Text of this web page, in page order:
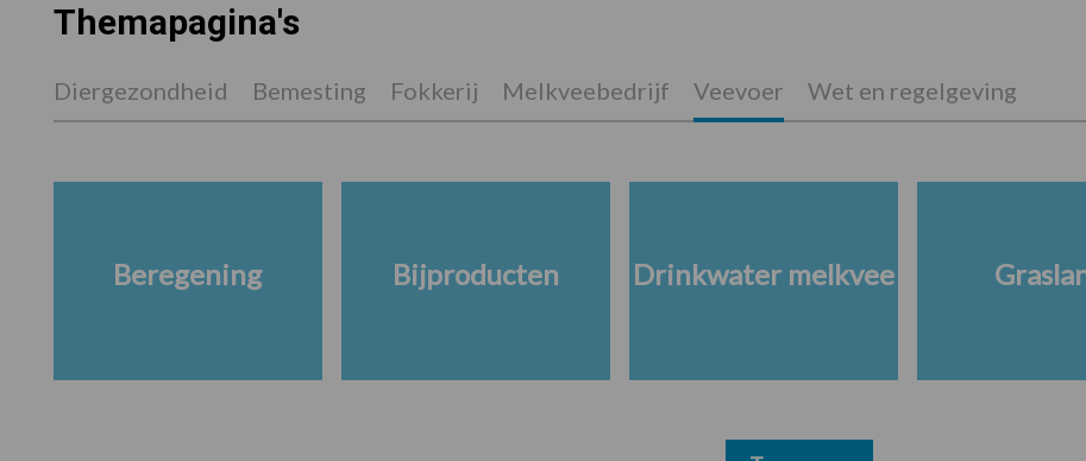
Themapagina's
Diergezondheid Bemesting Fokkerij Melkveebedrijf Veevoer Wet en regelgeving
Beregening Bijproducten Drinkwater melkvee